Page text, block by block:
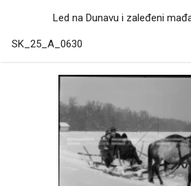
Led na Dunavu i zaleđeni
SK_25_A_0630